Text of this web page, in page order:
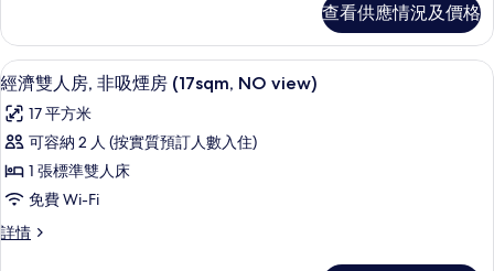
片
非
吸
煙
房
的
相
片
房,
非
吸
房
詳
查看供應情況及價格
載
入
所
有
經
濟
雙
高級寢具、羽絨被、遮光窗簾/窗簾、
4
經濟雙人房, 非吸煙房 (17sqm, NO view)
17 平方米
可容納 2 人 (按實質預訂人數入住)
1 張標準雙人床
免費 Wi-Fi
詳情
經